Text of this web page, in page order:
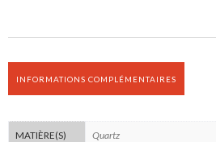
INFORMATIONS COMPLÉMENTAIRES
MATIÈRE(S) Quartz